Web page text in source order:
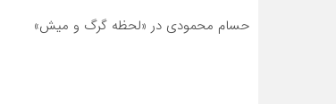
حسام محمودی در «لحظه گرگ و میش»